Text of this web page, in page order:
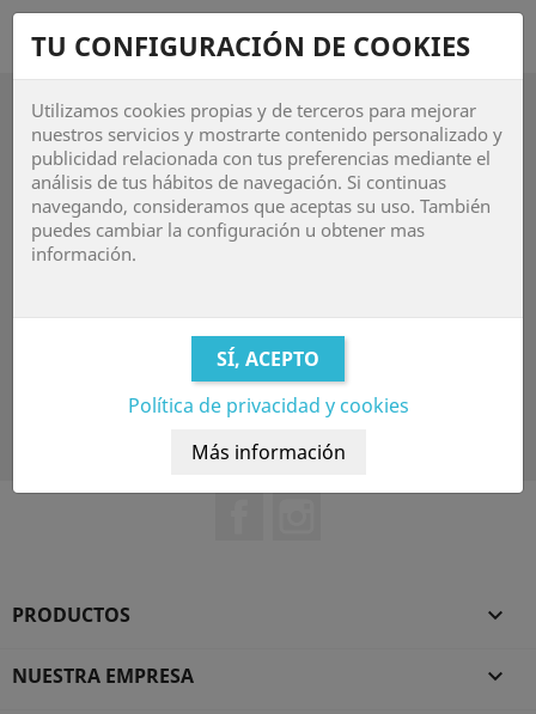
 
INFORMACIÓN DE LA TIENDA

DetailMart
Plaza Cervantes 25 1ª
Envíenos un mensaje de correo electrónico:
PRODUCTOS 
NUESTRA EMPRESA 
TU CONFIGURACIÓN DE COOKIES
Utilizamos cookies propias y de terceros para mejorar
nuestros servicios y mostrarte contenido personalizado y
publicidad relacionada con tus preferencias mediante el
análisis de tus hábitos de navegación. Si continuas
navegando, consideramos que aceptas su uso. También
puedes cambiar la configuración u obtener mas
información.
Política de privacidad y cookies